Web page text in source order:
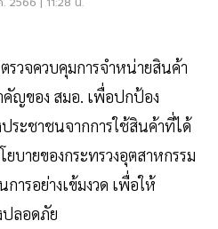
รวจควบคุมการจำหน่ายสินค้า
ญของ สมอ. เพื่อปกป้อง
ระชาชนจากการใช้สินค้าที่ได้
บายของกระทรวงอุตสาหกรรม
ารอย่างเข้มงวด เพื่อให้
ปลอดภัย